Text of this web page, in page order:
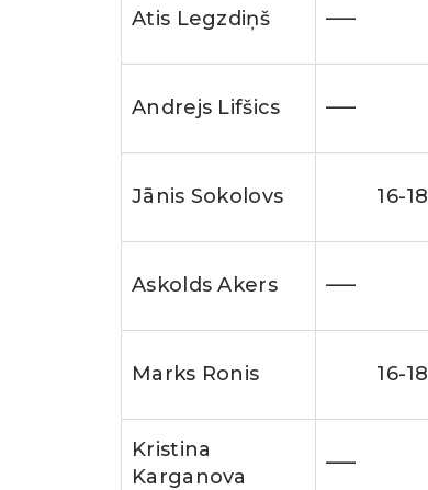
Atis Legzdiņš —–
Andrejs Lifšics —–
Jānis Sokolovs 16-18
Askolds Akers —–
Marks Ronis 16-18
Kristina
Karganova
—–